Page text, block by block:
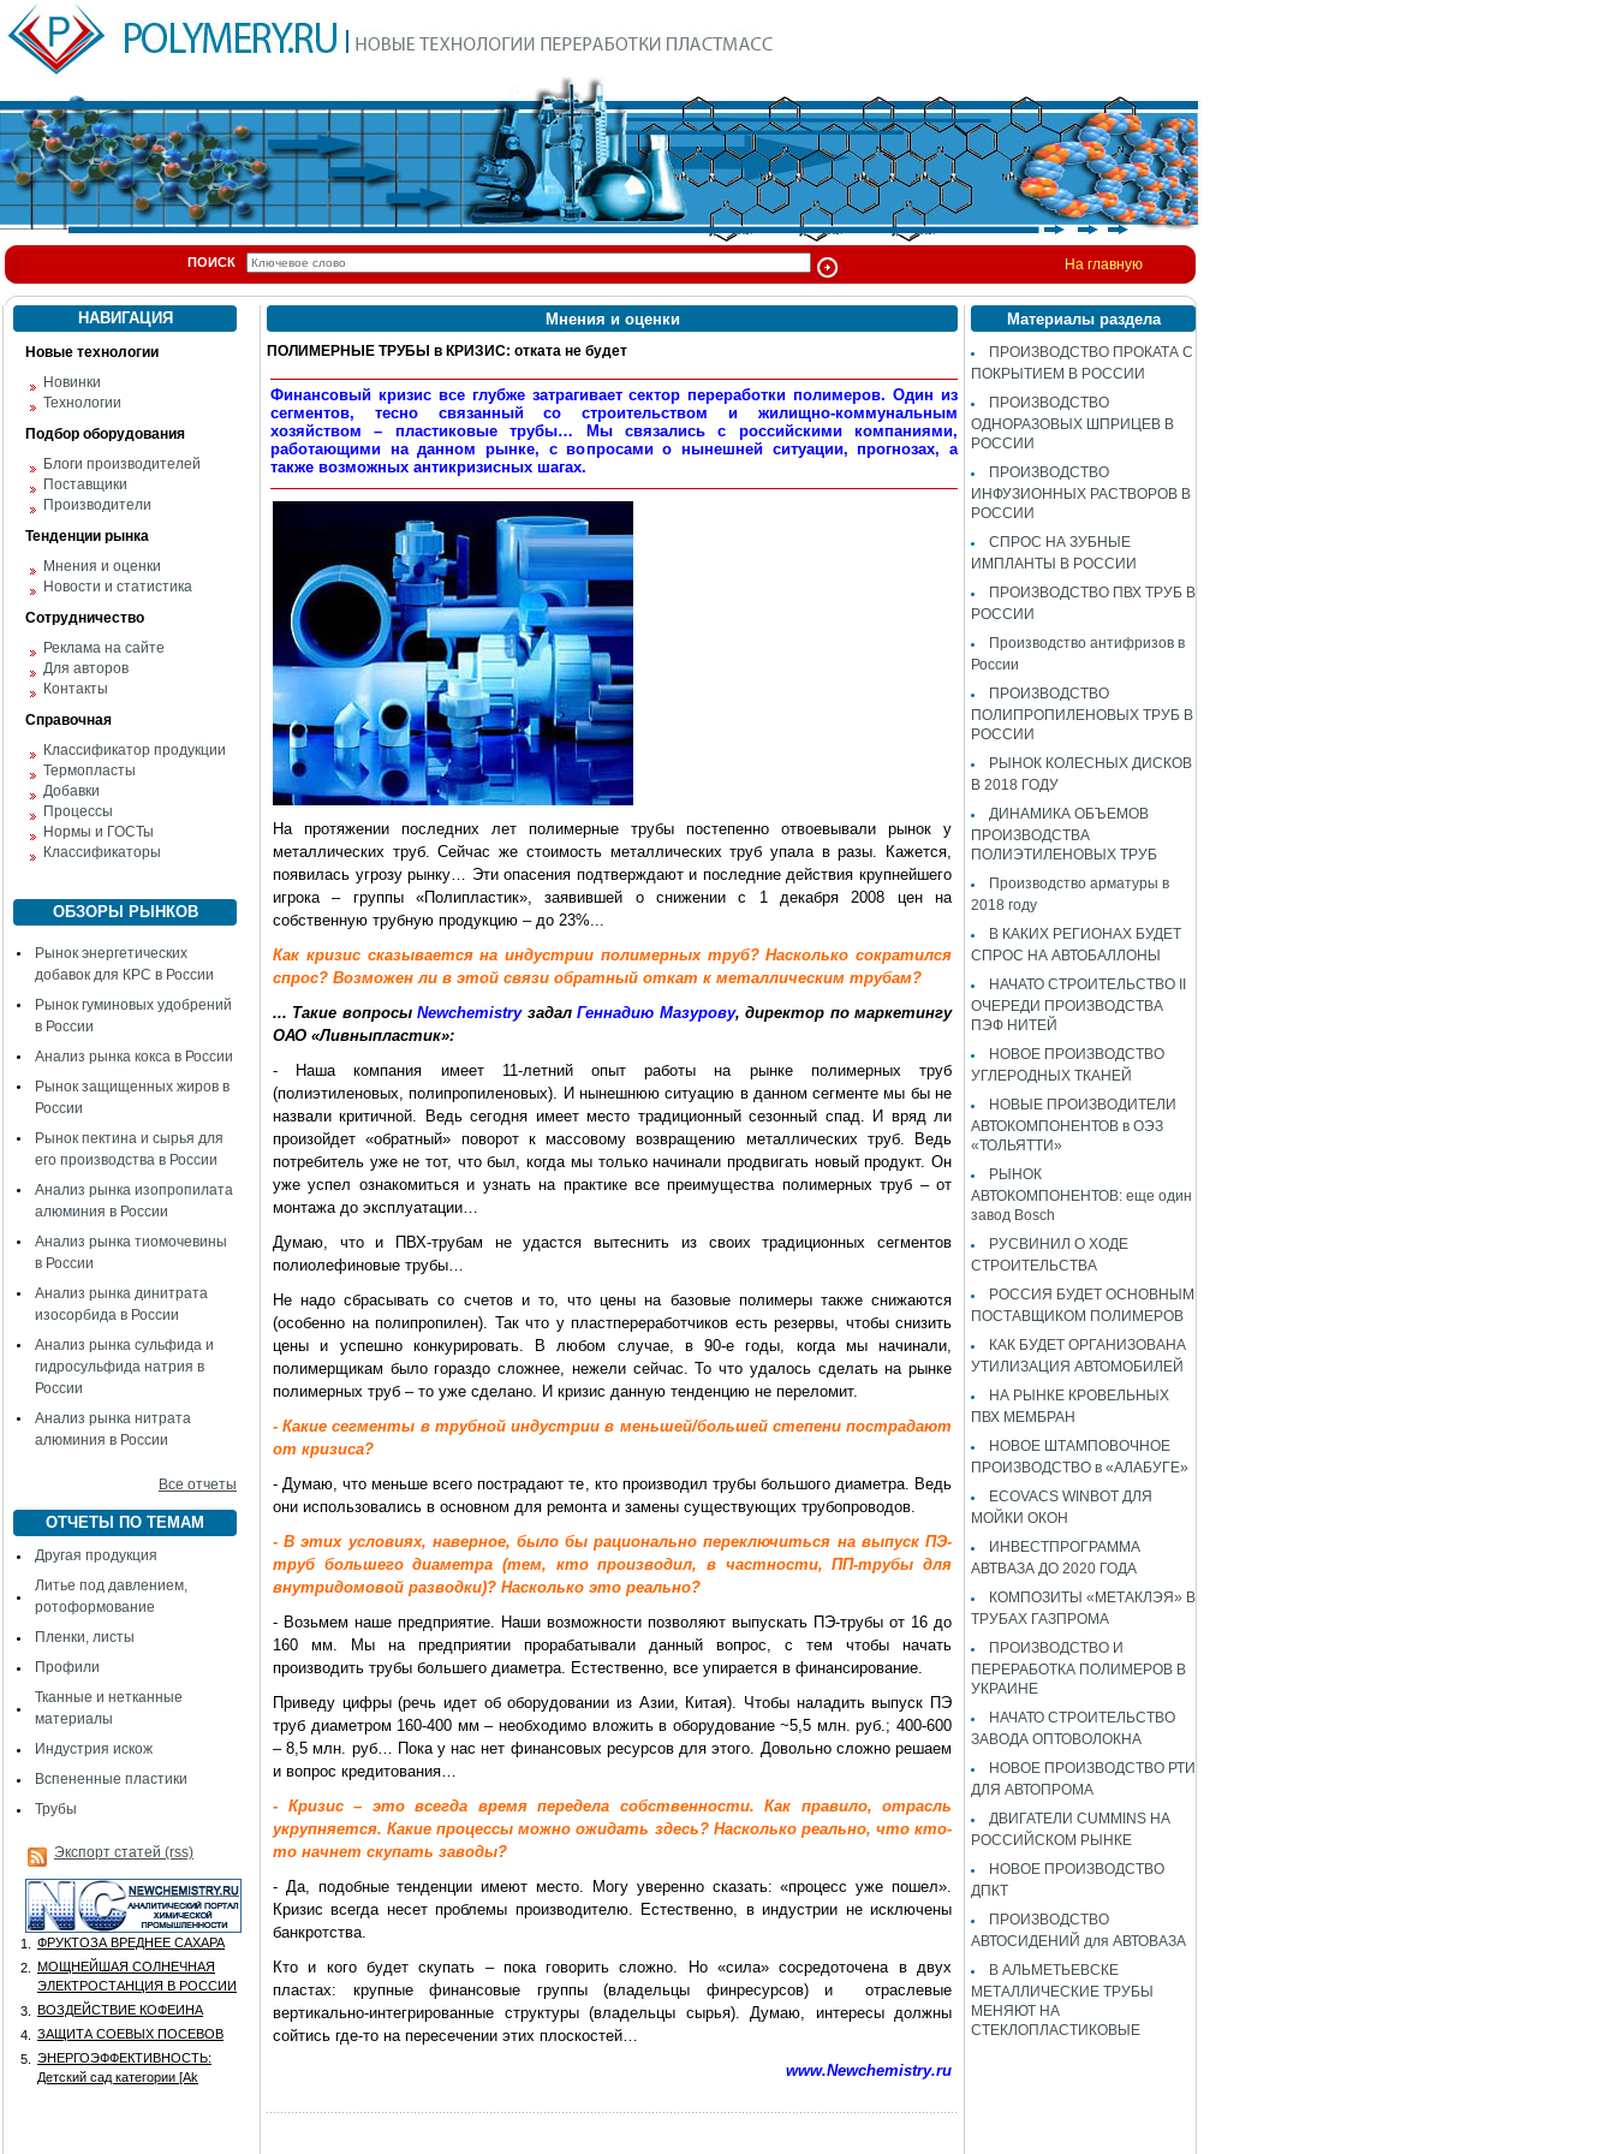
ПОИСК На главную
НАВИГАЦИЯ
Новые технологии
Новинки
Технологии
Подбор оборудования
Блоги производителей
Поставщики
Производители
Тенденции рынка
Мнения и оценки
Новости и статистика
Сотрудничество
Реклама на сайте
Для авторов
Контакты
Справочная
Классификатор продукции
Термопласты
Добавки
Процессы
Нормы и ГОСТы
Классификаторы
ОБЗОРЫ РЫНКОВ
Рынок энергетических
добавок для КРС в России
Рынок гуминовых удобрений
в России
Анализ рынка кокса в России
Рынок защищенных жиров в
России
Рынок пектина и сырья для
его производства в России
Анализ рынка изопропилата
алюминия в России
Анализ рынка тиомочевины
в России
Анализ рынка динитрата
изосорбида в России
Анализ рынка сульфида и
гидросульфида натрия в
России
Анализ рынка нитрата
алюминия в России
Все отчеты
ОТЧЕТЫ ПО ТЕМАМ
Другая продукция
Литье под давлением,
ротоформование
Пленки, листы
Профили
Тканные и нетканные
материалы
Индустрия искож
Вспененные пластики
Трубы
Экспорт статей (rss)
1.
ФРУКТОЗА ВРЕДНЕЕ САХАРА
2.
МОЩНЕЙШАЯ СОЛНЕЧНАЯ
ЭЛЕКТРОСТАНЦИЯ В РОССИИ
3.
ВОЗДЕЙСТВИЕ КОФЕИНА
4.
ЗАЩИТА СОЕВЫХ ПОСЕВОВ
5.
ЭНЕРГОЭФФЕКТИВНОСТЬ:
Детский сад категории [Аk
Мнения и оценки
ПОЛИМЕРНЫЕ ТРУБЫ в КРИЗИС: отката не будет
Финансовый кризис все глубже затрагивает сектор переработки полимеров. Один из
сегментов, тесно связанный со строительством и жилищно-коммунальным
хозяйством – пластиковые трубы… Мы связались с российскими компаниями,
работающими на данном рынке, с вопросами о нынешней ситуации, прогнозах, а
также возможных антикризисных шагах.
На протяжении последних лет полимерные трубы постепенно отвоевывали рынок у
металлических труб. Сейчас же стоимость металлических труб упала в разы. Кажется,
появилась угрозу рынку… Эти опасения подтверждают и последние действия крупнейшего
игрока – группы «Полипластик», заявившей о снижении с 1 декабря 2008 цен на
собственную трубную продукцию – до 23%...
Как кризис сказывается на индустрии полимерных труб? Насколько сократился
спрос? Возможен ли в этой связи обратный откат к металлическим трубам?
... Такие вопросыNewchemistryзадалГеннадию Мазурову, директор по маркетингу
ОАО «Ливныпластик»:
- Наша компания имеет 11-летний опыт работы на рынке полимерных труб
(полиэтиленовых, полипропиленовых). И нынешнюю ситуацию в данном сегменте мы бы не
назвали критичной. Ведь сегодня имеет место традиционный сезонный спад. И вряд ли
произойдет «обратный» поворот к массовому возвращению металлических труб. Ведь
потребитель уже не тот, что был, когда мы только начинали продвигать новый продукт. Он
уже успел ознакомиться и узнать на практике все преимущества полимерных труб – от
монтажа до эксплуатации…
Думаю, что и ПВХ-трубам не удастся вытеснить из своих традиционных сегментов
полиолефиновые трубы…
Не надо сбрасывать со счетов и то, что цены на базовые полимеры также снижаются
(особенно на полипропилен). Так что у пластпереработчиков есть резервы, чтобы снизить
цены и успешно конкурировать. В любом случае, в 90-е годы, когда мы начинали,
полимерщикам было гораздо сложнее, нежели сейчас. То что удалось сделать на рынке
полимерных труб – то уже сделано. И кризис данную тенденцию не переломит.
- Какие сегменты в трубной индустрии в меньшей/большей степени пострадают
от кризиса?
- Думаю, что меньше всего пострадают те, кто производил трубы большого диаметра. Ведь
они использовались в основном для ремонта и замены существующих трубопроводов.
- В этих условиях, наверное, было бы рационально переключиться на выпуск ПЭ-
труб большего диаметра (тем, кто производил, в частности, ПП-трубы для
внутридомовой разводки)? Насколько это реально?
- Возьмем наше предприятие. Наши возможности позволяют выпускать ПЭ-трубы от 16 до
160 мм. Мы на предприятии прорабатывали данный вопрос, с тем чтобы начать
производить трубы большего диаметра. Естественно, все упирается в финансирование.
Приведу цифры (речь идет об оборудовании из Азии, Китая). Чтобы наладить выпуск ПЭ
труб диаметром 160-400 мм – необходимо вложить в оборудование ~5,5 млн. руб.; 400-600
– 8,5 млн. руб… Пока у нас нет финансовых ресурсов для этого. Довольно сложно решаем
и вопрос кредитования…
- Кризис – это всегда время передела собственности. Как правило, отрасль
укрупняется. Какие процессы можно ожидать здесь? Насколько реально, что кто-
то начнет скупать заводы?
- Да, подобные тенденции имеют место. Могу уверенно сказать: «процесс уже пошел».
Кризис всегда несет проблемы производителю. Естественно, в индустрии не исключены
банкротства.
Кто и кого будет скупать – пока говорить сложно. Но «сила» сосредоточена в двух
пластах: крупные финансовые группы (владельцы финресурсов) и отраслевые
вертикально-интегрированные структуры (владельцы сырья). Думаю, интересы должны
сойтись где-то на пересечении этих плоскостей…
www.Newchemistry.ru
Материалы раздела
ПРОИЗВОДСТВО ПРОКАТА С
ПОКРЫТИЕМ В РОССИИ
ПРОИЗВОДСТВО
ОДНОРАЗОВЫХ ШПРИЦЕВ В
РОССИИ
ПРОИЗВОДСТВО
ИНФУЗИОННЫХ РАСТВОРОВ В
РОССИИ
СПРОС НА ЗУБНЫЕ
ИМПЛАНТЫ В РОССИИ
ПРОИЗВОДСТВО ПВХ ТРУБ В
РОССИИ
Производство антифризов в
России
ПРОИЗВОДСТВО
ПОЛИПРОПИЛЕНОВЫХ ТРУБ В
РОССИИ
РЫНОК КОЛЕСНЫХ ДИСКОВ
В 2018 ГОДУ
ДИНАМИКА ОБЪЕМОВ
ПРОИЗВОДСТВА
ПОЛИЭТИЛЕНОВЫХ ТРУБ
Производство арматуры в
2018 году
В КАКИХ РЕГИОНАХ БУДЕТ
СПРОС НА АВТОБАЛЛОНЫ
НАЧАТО СТРОИТЕЛЬСТВО II
ОЧЕРЕДИ ПРОИЗВОДСТВА
ПЭФ НИТЕЙ
НОВОЕ ПРОИЗВОДСТВО
УГЛЕРОДНЫХ ТКАНЕЙ
НОВЫЕ ПРОИЗВОДИТЕЛИ
АВТОКОМПОНЕНТОВ в ОЭЗ
«ТОЛЬЯТТИ»
РЫНОК
АВТОКОМПОНЕНТОВ: еще один
завод Bosch
РУСВИНИЛ О ХОДЕ
СТРОИТЕЛЬСТВА
РОССИЯ БУДЕТ ОСНОВНЫМ
ПОСТАВЩИКОМ ПОЛИМЕРОВ
КАК БУДЕТ ОРГАНИЗОВАНА
УТИЛИЗАЦИЯ АВТОМОБИЛЕЙ
НА РЫНКЕ КРОВЕЛЬНЫХ
ПВХ МЕМБРАН
НОВОЕ ШТАМПОВОЧНОЕ
ПРОИЗВОДСТВО в «АЛАБУГЕ»
ECOVACS WINBOT ДЛЯ
МОЙКИ ОКОН
ИНВЕСТПРОГРАММА
АВТВАЗА ДО 2020 ГОДА
КОМПОЗИТЫ «МЕТАКЛЭЯ» В
ТРУБАХ ГАЗПРОМА
ПРОИЗВОДСТВО И
ПЕРЕРАБОТКА ПОЛИМЕРОВ В
УКРАИНЕ
НАЧАТО СТРОИТЕЛЬСТВО
ЗАВОДА ОПТОВОЛОКНА
НОВОЕ ПРОИЗВОДСТВО РТИ
ДЛЯ АВТОПРОМА
ДВИГАТЕЛИ CUMMINS НА
РОССИЙСКОМ РЫНКЕ
НОВОЕ ПРОИЗВОДСТВО
ДПКТ
ПРОИЗВОДСТВО
АВТОСИДЕНИЙ для АВТОВАЗА
В АЛЬМЕТЬЕВСКЕ
МЕТАЛЛИЧЕСКИЕ ТРУБЫ
МЕНЯЮТ НА
СТЕКЛОПЛАСТИКОВЫЕ